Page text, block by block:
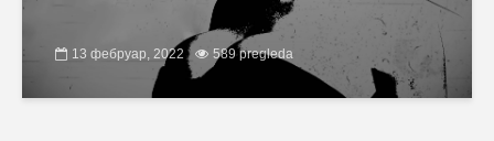
13 фебруар, 2022 589 pregleda